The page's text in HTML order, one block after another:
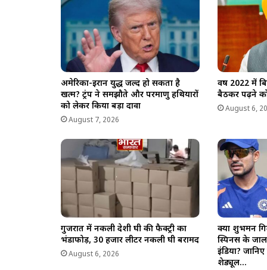
अमेरिका-ईरान युद्ध जल्द हो सकता है
खत्म? ट्रंप ने समझौते और परमाणु हथियारों
को लेकर किया बड़ा दावा
August 7, 2026
वर्ष 2022 में
बैठकर पढ़ने को
August 6,
गुजरात में नकली देशी घी की फैक्ट्री का
भंडाफोड़, 30 हजार लीटर नकली घी बरामद
August 6, 2026
क्या शुभमन
स्पिनर्स के
इंडिया?
शेड्यूल…